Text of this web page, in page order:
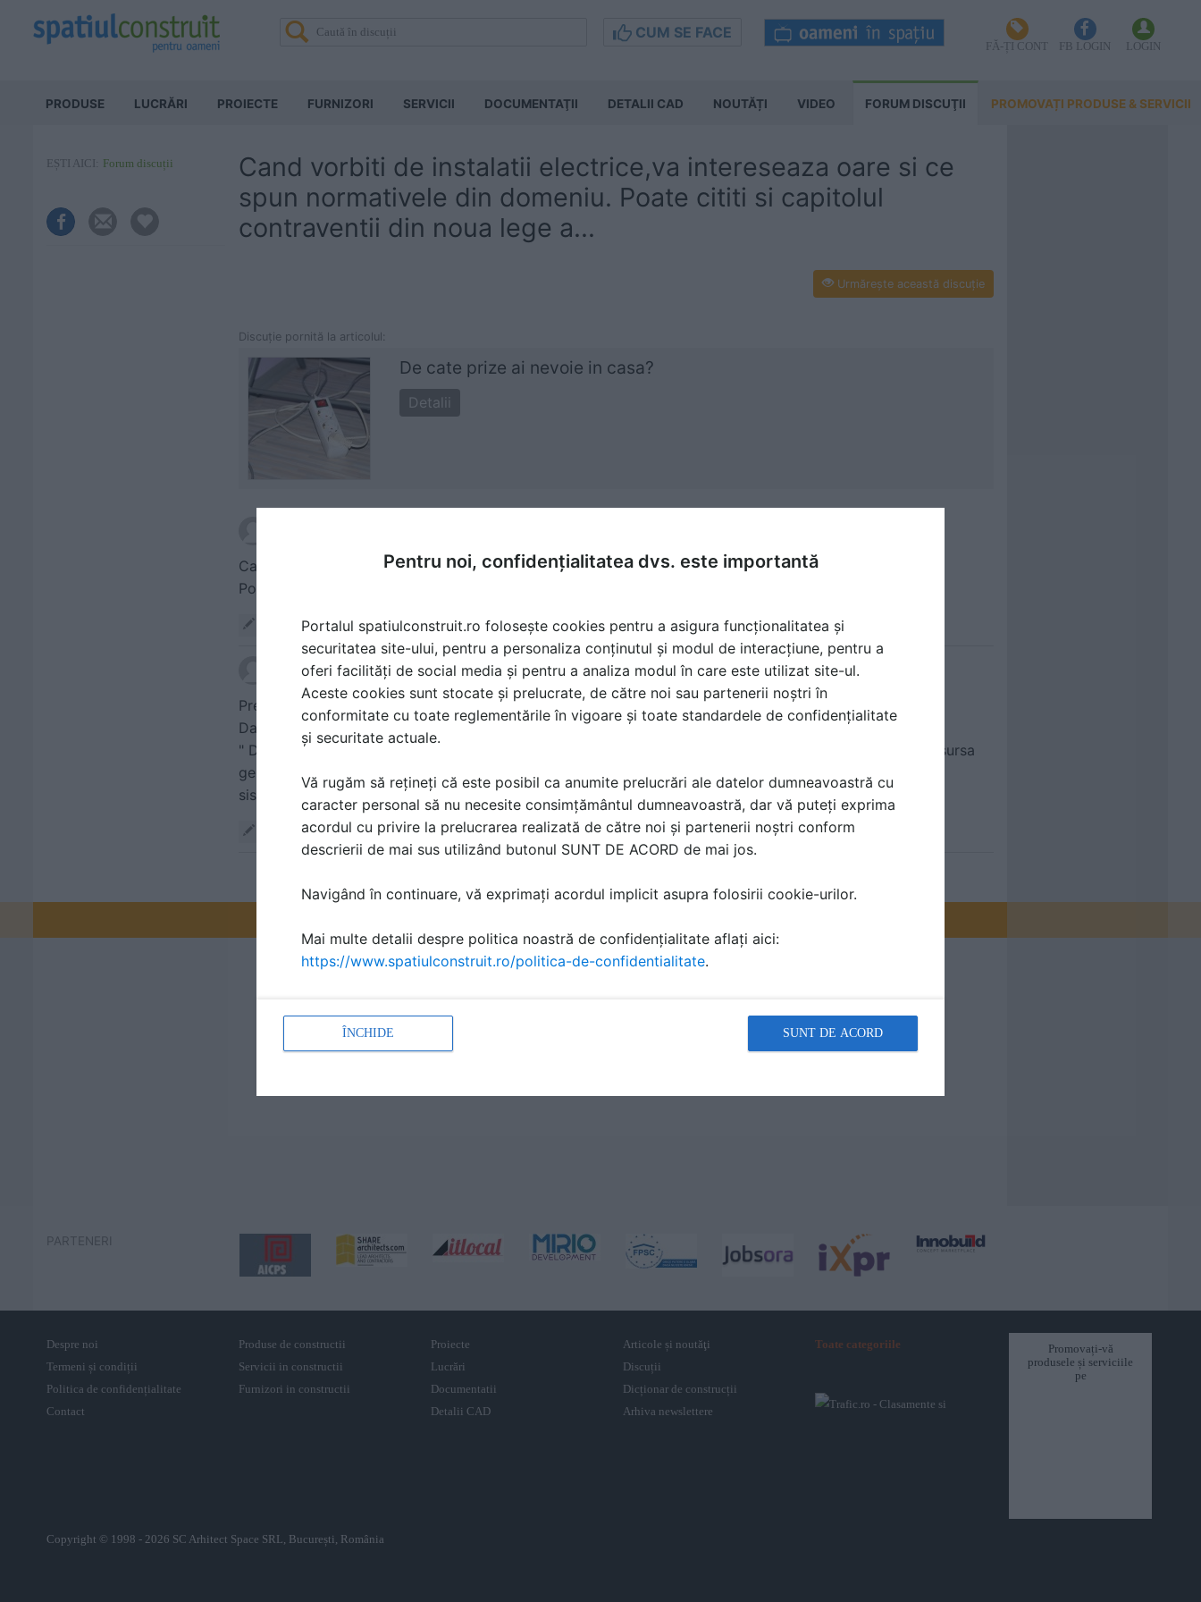
CUM SE FACE
FĂ-ȚI CONT FB LOGIN LOGIN
PRODUSE LUCRĂRI PROIECTE FURNIZORI SERVICII DOCUMENTAŢII DETALII CAD NOUTĂȚI VIDEO FORUM DISCUŢII PROMOVAȚI PRODUSE & SERVICII
EȘTI AICI: Forum discuții
Cand vorbiti de instalatii electrice,va intereseaza oare si ce
spun normativele din domeniu. Poate cititi si capitolul
contraventii din noua lege a...
Urmăreşte această discuţie
Discuţie pornită la articolul:
De cate prize ai nevoie in casa?
Detalii
Cand vorbiti de instalatii electrice,va intereseaza oare si ce spun normativele din domeniu.
Poate cititi si capitolul contraventii din noua lege a energiei(Legea 123/2012)
Răspunde
scris deRN la data 23 Aug 2012, 09:54
Presupun ca va referiti la partea cu executarea modificarilor de catre persoane neautorizate.
Daca-i asa cititi mai atent articolul - contine aceasta fraza:
" De obicei, montarea sistemului cere prezenta unei echipe, alcatuita din electrician (care se asigura ca sursa
generala nu este suprasolicitata, de eficienta impamantarii) si din tehnicianul responsabil cu montarea
sistemelor, dar e posibil ca serviciul sa fie asigurat si de un singur specialist."
Răspunde
PARTENERI
Despre noi
Termeni și condiții
Politica de confidențialitate
Contact
Produse de constructii
Servicii in constructii
Furnizori in constructii
Proiecte
Lucrări
Documentatii
Detalii CAD
Articole și noutăţi
Discuții
Dicționar de construcții
Arhiva newslettere
Toate categoriile
Promovați-vă
produsele și serviciile
pe
Copyright © 1998 - 2026 SC Arhitect Space SRL, București, România
Pentru noi, confidențialitatea dvs. este importantă
Portalul spatiulconstruit.ro folosește cookies pentru a asigura funcționalitatea și
securitatea site-ului, pentru a personaliza conținutul și modul de interacțiune, pentru a
oferi facilități de social media și pentru a analiza modul în care este utilizat site-ul.
Aceste cookies sunt stocate și prelucrate, de către noi sau partenerii noștri în
conformitate cu toate reglementările în vigoare și toate standardele de confidențialitate
și securitate actuale.
Vă rugăm să rețineți că este posibil ca anumite prelucrări ale datelor dumneavoastră cu
caracter personal să nu necesite consimțământul dumneavoastră, dar vă puteți exprima
acordul cu privire la prelucrarea realizată de către noi și partenerii noștri conform
descrierii de mai sus utilizând butonul SUNT DE ACORD de mai jos.
Navigând în continuare, vă exprimați acordul implicit asupra folosirii cookie-urilor.
Mai multe detalii despre politica noastră de confidențialitate aflați aici:
https://www.spatiulconstruit.ro/politica-de-confidentialitate.
ÎNCHIDE SUNT DE ACORD